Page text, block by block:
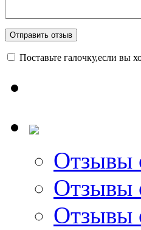
Поставьте галочку,если вы
Отзывы
Отзывы
Отзывы